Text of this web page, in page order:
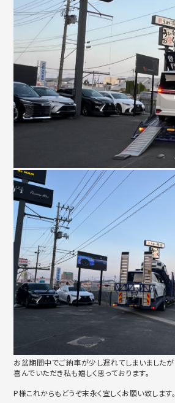
お盆期間中でご納車が少し遅れてしまいましたが
喜んでいただき私も嬉しく思っております。
P様これからもどうぞ末永く宜しくお願い致します。